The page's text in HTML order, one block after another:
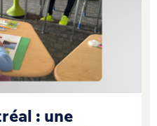
: une